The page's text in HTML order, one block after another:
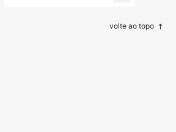
volte ao topo